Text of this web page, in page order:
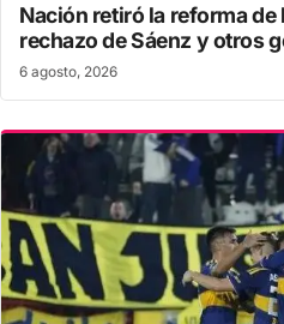
Nación retiró la reforma de
rechazo de Sáenz y otros
6 agosto, 2026